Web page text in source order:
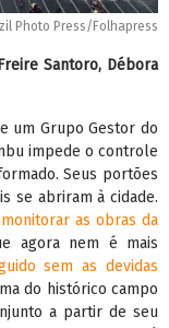
Photo Press/Folhapress
Santoro, Débora
um Grupo Gestor do
impede o controle
Seus portões
se abriram à cidade.
as obras da
agora nem é mais
sem as devidas
do histórico campo
a partir de seu